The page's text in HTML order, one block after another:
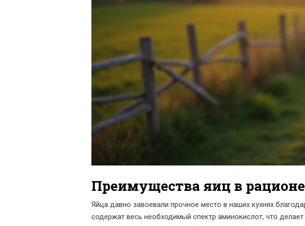
Преимущества яиц в рационе
Яйца давно завоевали прочное место в наших кухнях
содержат весь необходимый спектр аминокислот, что